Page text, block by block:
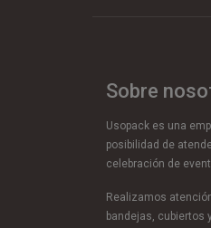
Sobre
Usopack es una
posibilidad de
celebración de
Realizamos
bandejas, cubiertos